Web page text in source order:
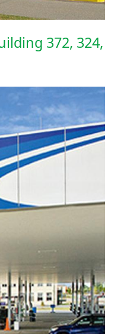
372, 324,